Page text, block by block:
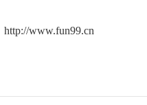
http://www.fun99.cn